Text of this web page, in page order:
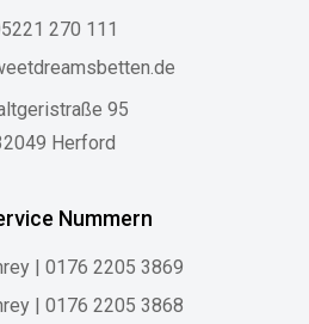
270 111
95
Herford
Nummern
| 0176 2205 3869
| 0176 2205 3868